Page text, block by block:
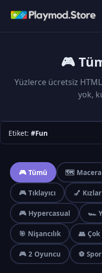
🎮
Yüzlerce ücretsiz
yok,
Etiket: #Fun
🎮 Tümü 🗺️ Macera
🎮 Tıklayıcı 💅 Kızlar
🎮 Hypercasual 🏎️
🎯 Nişancılık 👥
🎮 2 Oyuncu ⚽ Spor